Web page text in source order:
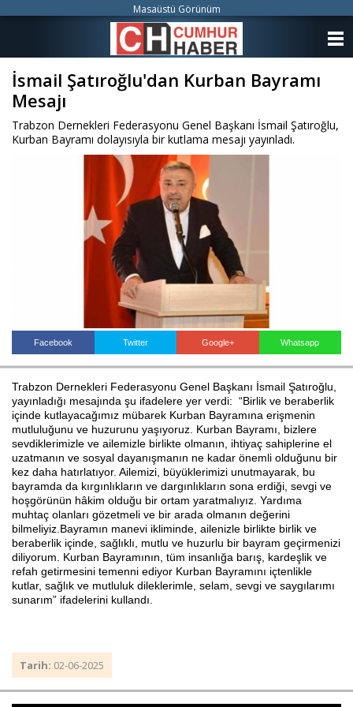
İsmail Şatıroğlu'dan Kurban Bayramı
Mesajı
Trabzon Dernekleri Federasyonu Genel Başkanı İsmail Şatıroğlu,
Kurban Bayramı dolayısıyla bir kutlama mesajı yayınladı.
Facebook Twitter Google+ Whatsapp
Trabzon Dernekleri Federasyonu Genel Başkanı İsmail Şatıroğlu,
yayınladığı mesajında şu ifadelere yer verdi: “Birlik ve beraberlik
içinde kutlayacağımız mübarek Kurban Bayramına erişmenin
mutluluğunu ve huzurunu yaşıyoruz. Kurban Bayramı, bizlere
sevdiklerimizle ve ailemizle birlikte olmanın, ihtiyaç sahiplerine el
uzatmanın ve sosyal dayanışmanın ne kadar önemli olduğunu bir
kez daha hatırlatıyor. Ailemizi, büyüklerimizi unutmayarak, bu
bayramda da kırgınlıkların ve dargınlıkların sona erdiği, sevgi ve
hoşgörünün hâkim olduğu bir ortam yaratmalıyız. Yardıma
muhtaç olanları gözetmeli ve bir arada olmanın değerini
bilmeliyiz.Bayramın manevi ikliminde, ailenizle birlikte birlik ve
beraberlik içinde, sağlıklı, mutlu ve huzurlu bir bayram geçirmenizi
diliyorum. Kurban Bayramının, tüm insanlığa barış, kardeşlik ve
refah getirmesini temenni ediyor Kurban Bayramını içtenlikle
kutlar, sağlık ve mutluluk dileklerimle, selam, sevgi ve saygılarımı
sunarım” ifadelerini kullandı.
Tarih: 02-06-2025
Masaüstü Görünüm
KATEGORİLER
ANKETLER
KÜNYE
İLETİŞİM
Haberin Doğru Adresi.